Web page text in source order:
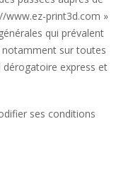
www.ez-print3d.com »
qui prévalent
sur toutes
express et
ses conditions